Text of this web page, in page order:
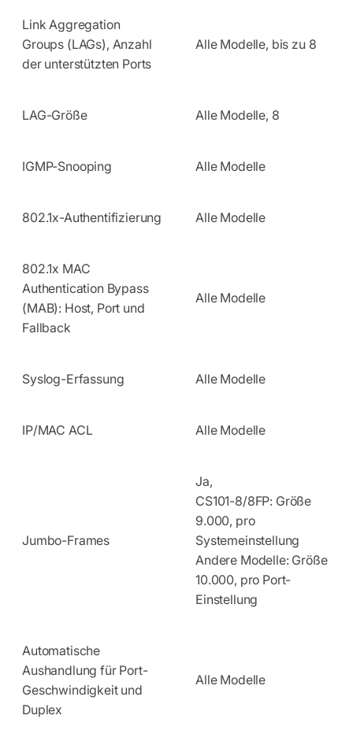
Link Aggregation
Groups (LAGs), Anzahl
der unterstützten Ports
Alle Modelle, bis zu 8
LAG-Größe Alle Modelle, 8
IGMP-Snooping Alle Modelle
802.1x-Authentifizierung Alle Modelle
802.1x MAC
Authentication Bypass
(MAB): Host, Port und
Fallback
Alle Modelle
Syslog-Erfassung Alle Modelle
IP/MAC ACL Alle Modelle
Jumbo-Frames
Ja,
CS101-8/8FP: Größe
9.000, pro
Systemeinstellung
Andere Modelle: Größe
10.000, pro Port-
Einstellung
Automatische
Aushandlung für Port-
Geschwindigkeit und
Duplex
Alle Modelle